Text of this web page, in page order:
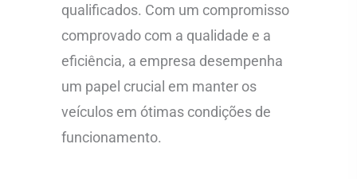
qualificados. Com um compromisso
comprovado com a qualidade e a
eficiência, a empresa desempenha
um papel crucial em manter os
veículos em ótimas condições de
funcionamento.